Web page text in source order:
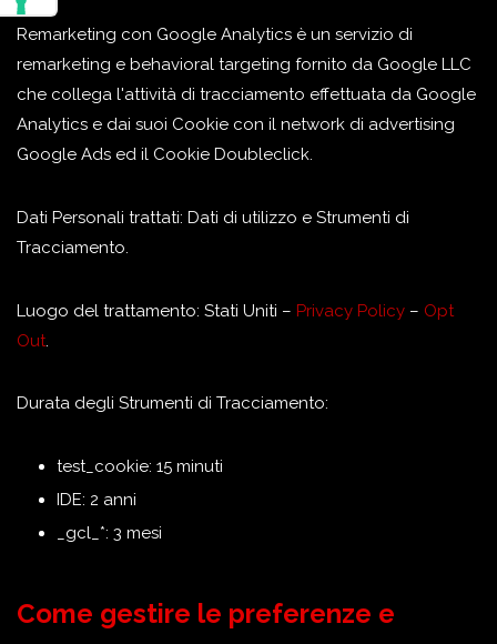
Remarketing con Google Analytics è un servizio di
remarketing e behavioral targeting fornito da Google LLC
che collega l'attività di tracciamento effettuata da Google
Analytics e dai suoi Cookie con il network di advertising
Google Ads ed il Cookie Doubleclick.
Dati Personali trattati: Dati di utilizzo e Strumenti di
Tracciamento.
Luogo del trattamento: Stati Uniti – Privacy Policy – Opt
Out.
Durata degli Strumenti di Tracciamento:
test_cookie: 15 minuti
IDE: 2 anni
_gcl_*: 3 mesi
Come gestire le preferenze e